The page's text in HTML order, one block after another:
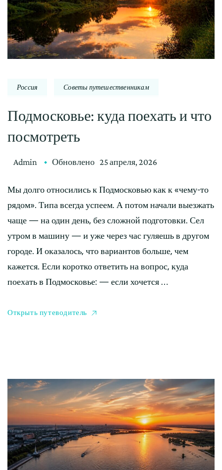
Россия Советы путешественникам
Подмосковье: куда поехать и что
посмотреть
Admin Обновлено 25 апреля, 2026
Мы долго относились к Подмосковью как к «чему-то
рядом». Типа всегда успеем. А потом начали выезжать
чаще — на один день, без сложной подготовки. Сел
утром в машину — и уже через час гуляешь в другом
городе. И оказалось, что вариантов больше, чем
кажется. Если коротко ответить на вопрос, куда
поехать в Подмосковье: — если хочется …
Открыть путеводитель